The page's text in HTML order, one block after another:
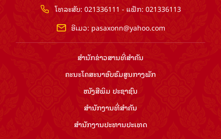
ໂທລະສັບ: 021336111 - ແຟັກ: 021336113
ອີເມວ: pasaxonn@yahoo.com
ສຳ​ນັກ​ຂ່າວ​ສານ​ທີ່​ສຳ​ຄັນ​
ຄະນະໂຄສະນາອົບຮົມ​ສູນ​ກາງ​ພັກ
ໜັງສືພິມ ປະ​ຊາ​ຊົນ
ສຳ​ນັກ​ງານ​ທີ່​ສຳ​ຄັນ
ສຳ​ນັກ​ງານ​ປະ​ທານ​ປະ​ເທດ